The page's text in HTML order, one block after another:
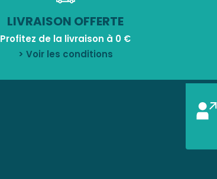
LIVRAISON OFFERTE
Profitez de la livraison à 0 €
> Voir les conditions